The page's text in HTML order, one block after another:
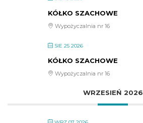
KÓŁKO SZACHOWE
Wypożyczalnia nr 16
SIE 25 2026
KÓŁKO SZACHOWE
Wypożyczalnia nr 16
WRZESIEŃ 2026